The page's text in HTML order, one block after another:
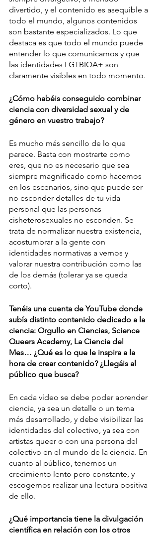
divertido, y el contenido es asequible a
todo el mundo, algunos contenidos
son bastante especializados. Lo que
destaca es que todo el mundo puede
entender lo que comunicamos y que
las identidades LGTBIQA+ son
claramente visibles en todo momento.
¿Cómo habéis conseguido combinar
ciencia con diversidad sexual y de
género en vuestro trabajo?
Es mucho más sencillo de lo que
parece. Basta con mostrarte como
eres, que no es necesario que sea
siempre magnificado como hacemos
en los escenarios, sino que puede ser
no esconder detalles de tu vida
personal que las personas
cisheterosexuales no esconden. Se
trata de normalizar nuestra existencia,
acostumbrar a la gente con
identidades normativas a vernos y
valorar nuestra contribución como las
de los demás (tolerar ya se queda
corto).
Tenéis una cuenta de YouTube donde
subís distinto contenido dedicado a la
ciencia: Orgullo en Ciencias, Science
Queers Academy, La Ciencia del
Mes… ¿Qué es lo que le inspira a la
hora de crear contenido? ¿Llegáis al
público que busca?
En cada vídeo se debe poder aprender
ciencia, ya sea un detalle o un tema
más desarrollado, y debe visibilizar las
identidades del colectivo, ya sea con
artistas queer o con una persona del
colectivo en el mundo de la ciencia. En
cuanto al público, tenemos un
crecimiento lento pero constante, y
escogemos realizar una lectura positiva
de ello.
¿Qué importancia tiene la divulgación
científica en relación con los otros